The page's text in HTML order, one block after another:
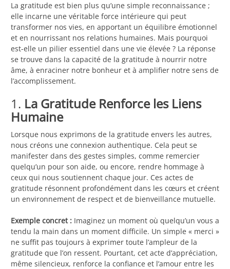
La gratitude est bien plus qu’une simple reconnaissance ;
elle incarne une véritable force intérieure qui peut
transformer nos vies, en apportant un équilibre émotionnel
et en nourrissant nos relations humaines. Mais pourquoi
est-elle un pilier essentiel dans une vie élevée ? La réponse
se trouve dans la capacité de la gratitude à nourrir notre
âme, à enraciner notre bonheur et à amplifier notre sens de
l’accomplissement.
1. La Gratitude Renforce les Liens
Humaine
Lorsque nous exprimons de la gratitude envers les autres,
nous créons une connexion authentique. Cela peut se
manifester dans des gestes simples, comme remercier
quelqu’un pour son aide, ou encore, rendre hommage à
ceux qui nous soutiennent chaque jour. Ces actes de
gratitude résonnent profondément dans les cœurs et créent
un environnement de respect et de bienveillance mutuelle.
Exemple concret : Imaginez un moment où quelqu’un vous a
tendu la main dans un moment difficile. Un simple « merci »
ne suffit pas toujours à exprimer toute l’ampleur de la
gratitude que l’on ressent. Pourtant, cet acte d’appréciation,
même silencieux, renforce la confiance et l’amour entre les